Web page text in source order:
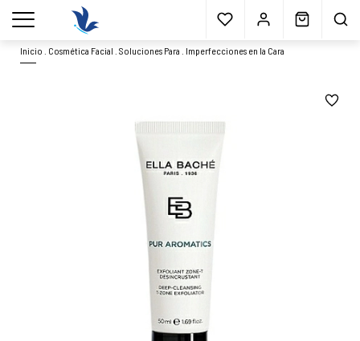
Envío gratisa partir 40€* Muestras gratis Blog
menu
Inicio Cosmética Facial .Soluciones Para Imperfecciones en la Cara